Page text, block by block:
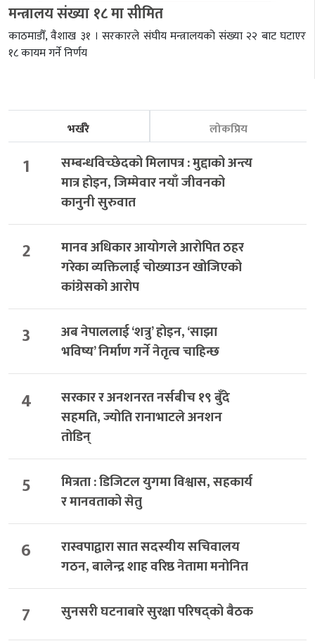
मन्त्रालय संख्या १८ मा सीमित
काठमाडौँ, वैशाख ३१ । सरकारले संघीय मन्त्रालयको संख्या २२ बाट घटाएर
१८ कायम गर्ने निर्णय
भर्खरै लोकप्रिय
1
सम्बन्धविच्छेदको मिलापत्र : मुद्दाको अन्त्य
मात्र होइन, जिम्मेवार नयाँ जीवनको
कानुनी सुरुवात
2
मानव अधिकार आयोगले आरोपित ठहर
गरेका व्यक्तिलाई चोख्याउन खोजिएको
कांग्रेसको आरोप
3
अब नेपाललाई ‘शत्रु’ होइन, ‘साझा
भविष्य’ निर्माण गर्ने नेतृत्व चाहिन्छ
4
सरकार र अनशनरत नर्सबीच १९ बुँदे
सहमति, ज्योति रानाभाटले अनशन
तोडिन्
5
मित्रता : डिजिटल युगमा विश्वास, सहकार्य
र मानवताको सेतु
6
रास्वपाद्वारा सात सदस्यीय सचिवालय
गठन, बालेन्द्र शाह वरिष्ठ नेतामा मनोनित
7 सुनसरी घटनाबारे सुरक्षा परिषद्को बैठक